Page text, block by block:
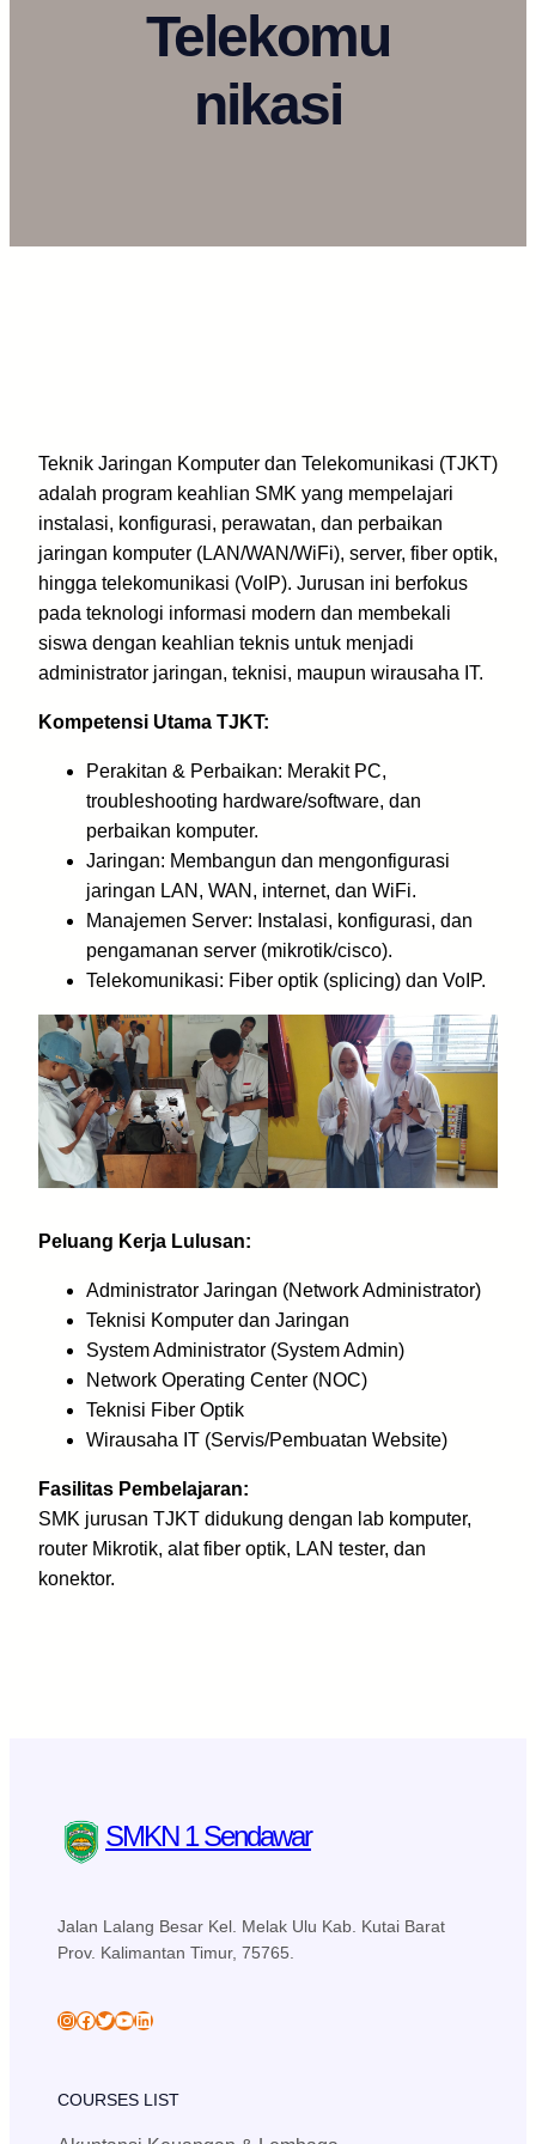
Telekomu
nikasi
Teknik Jaringan Komputer dan Telekomunikasi (TJKT)
adalah program keahlian SMK yang mempelajari
instalasi, konfigurasi, perawatan, dan perbaikan
jaringan komputer (LAN/WAN/WiFi), server, fiber optik,
hingga telekomunikasi (VoIP). Jurusan ini berfokus
pada teknologi informasi modern dan membekali
siswa dengan keahlian teknis untuk menjadi
administrator jaringan, teknisi, maupun wirausaha IT.
Kompetensi Utama TJKT:
Perakitan & Perbaikan: Merakit PC,
troubleshooting hardware/software, dan
perbaikan komputer.
Jaringan: Membangun dan mengonfigurasi
jaringan LAN, WAN, internet, dan WiFi.
Manajemen Server: Instalasi, konfigurasi, dan
pengamanan server (mikrotik/cisco).
Telekomunikasi: Fiber optik (splicing) dan VoIP.
Peluang Kerja Lulusan:
Administrator Jaringan (Network Administrator)
Teknisi Komputer dan Jaringan
System Administrator (System Admin)
Network Operating Center (NOC)
Teknisi Fiber Optik
Wirausaha IT (Servis/Pembuatan Website)
Fasilitas Pembelajaran:
SMK jurusan TJKT didukung dengan lab komputer,
router Mikrotik, alat fiber optik, LAN tester, dan
konektor.
SMKN 1 Sendawar
Jalan Lalang Besar Kel. Melak Ulu Kab. Kutai Barat
Prov. Kalimantan Timur, 75765.
skansa_sendawar Facebook Twitter YouTube LinkedIn
COURSES LIST